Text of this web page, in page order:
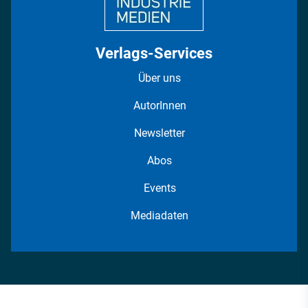
Verlags-Services
Über uns
AutorInnen
Newsletter
Abos
Events
Mediadaten